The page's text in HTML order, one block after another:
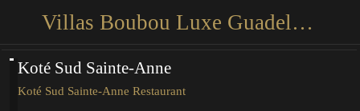
Villas Boubou Luxe Guadeloupe
Koté Sud Sainte-Anne
Koté Sud Sainte-Anne Restaurant